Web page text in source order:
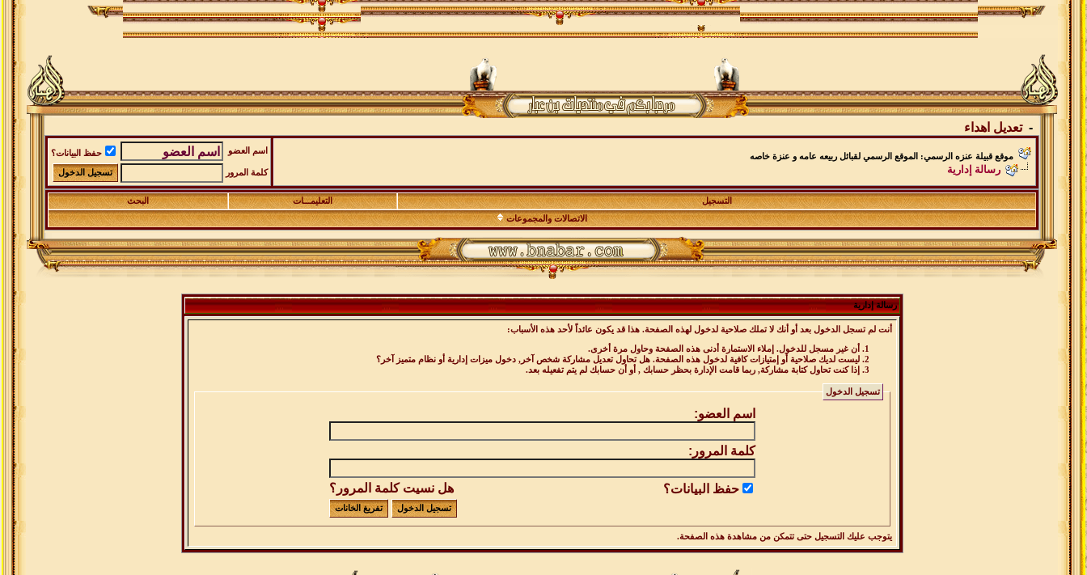
-تعديل اهداء
موقع قبيلة عنزه الرسمي: الموقع الرسمي لقبائل ربيعه عامه و عنزة خاصه
رسالة إدارية
اسم العضو حفظ البيانات؟
كلمة المرور
التسجيل التعليمـــات
البحث
الاتصالات والمجموعات
رسالة إدارية
أنت لم تسجل الدخول بعد أو أنك لا تملك صلاحية لدخول لهذه الصفحة. هذا قد يكون عائداً لأحد هذه الأسباب:
أن غير مسجل للدخول. إملاء الاستمارة أدنى هذه الصفحة وحاول مرة أخرى.
ليست لديك صلاحية أو إمتيازات كافية لدخول هذه الصفحة. هل تحاول تعديل مشاركة شخص آخر, دخول ميزات إدارية أو نظام متميز آخر؟
إذا كنت تحاول كتابة مشاركة, ربما قامت الإدارة بحظر حسابك , أو أن حسابك لم يتم تفعيله بعد.
تسجيل الدخول
اسم العضو:
كلمة المرور:
هل نسيت كلمة المرور؟ حفظ البيانات؟
يتوجب عليك التسجيل حتى تتمكن من مشاهدة هذه الصفحة.